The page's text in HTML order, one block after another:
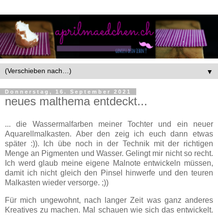
▼
Donnerstag, 16. September 2021
neues malthema entdeckt...
... die Wassermalfarben meiner Tochter und ein neuer
Aquarellmalkasten. Aber den zeig ich euch dann etwas
später :)). Ich übe noch in der Technik mit der richtigen
Menge an Pigmenten und Wasser. Gelingt mir nicht so recht.
Ich werd glaub meine eigene Malnote entwickeln müssen,
damit ich nicht gleich den Pinsel hinwerfe und den teuren
Malkasten wieder versorge. ;))
Für mich ungewohnt, nach langer Zeit was ganz anderes
Kreatives zu machen. Mal schauen wie sich das entwickelt.